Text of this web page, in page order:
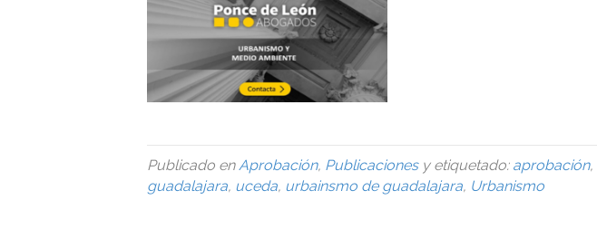
Publicado enAprobación, Publicacionesy etiquetado: aprobación,
guadalajara, uceda, urbainsmo de guadalajara, Urbanismo